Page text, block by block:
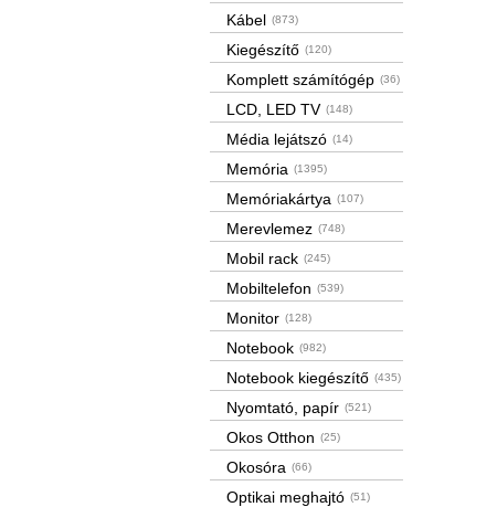
Kábel (873)
Kiegészítő (120)
Komplett számítógép (36)
LCD, LED TV (148)
Média lejátszó (14)
Memória (1395)
Memóriakártya (107)
Merevlemez (748)
Mobil rack (245)
Mobiltelefon (539)
Monitor (128)
Notebook (982)
Notebook kiegészítő (435)
Nyomtató, papír (521)
Okos Otthon (25)
Okosóra (66)
Optikai meghajtó (51)